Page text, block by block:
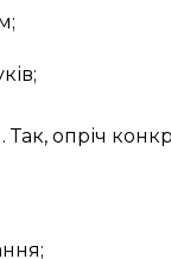
;
;
. Так, опріч